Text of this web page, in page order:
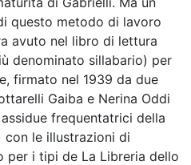
questo metodo di lavoro
avuto nel libro di lettura
denominato sillabario) per
firmato nel 1939 da due
Gaiba e Nerina Oddi
frequentatrici della
con le illustrazioni di
per i tipi de La Libreria dello